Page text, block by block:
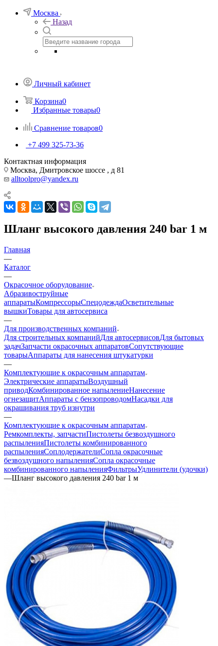
Москва
Назад
Личный кабинет
Корзина0
Избранные товары0
Сравнение товаров0
+7 499 325-73-36
Контактная информация
Москва, Дмитровское шоссе , д 81
alltoolpro@yandex.ru
Шланг высокого давления 240 bar 1 м
Главная
—
Каталог
—
Окрасочное оборудование
Aбразивоструйные
аппаратыКомпрессорыСпецодеждаОсветительные
вышкиТовары для автосервиса
—
Для производственных компаний
Для строительных компанийДля автосервисовДля бытовых
задачЗапчасти окрасочных аппаратовСопутствующие
товарыАппараты для нанесения штукатурки
—
Комплектующие к окрасочным аппаратам
Электрические аппаратыВоздушный
приводКомбинированное напылениеНанесение
огнезащитАппараты с бензопроводомНасадки для
окрашивания труб изнутри
—
Комплектующие к окрасочным аппаратам
Ремкомплекты, запчастиПистолеты безвоздушного
распыленияПистолеты комбинированного
распыленияСоплодержателиСопла окрасочные
безвоздушного напыленияСопла окрасочные
комбинированного напыленияФильтрыУдлинители (удочки)
—Шланг высокого давления 240 bar 1 м